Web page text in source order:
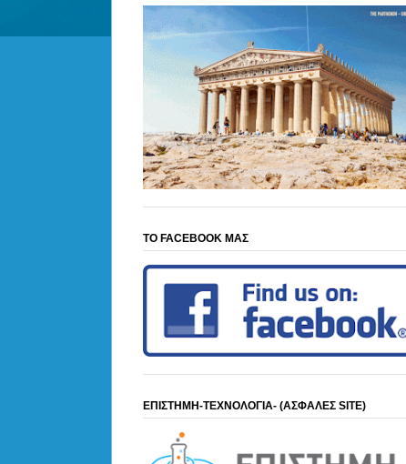
ΤΟ FACEBOOK ΜΑΣ
ΕΠΙΣΤΗΜΗ-ΤΕΧΝΟΛΟΓΙΑ- (ΑΣΦΑΛΕΣ SITE)